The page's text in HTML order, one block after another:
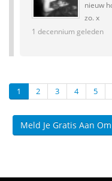
nieuw
zo. x
1 decennium geleden
1 2 3 4 5
Meld Je Gratis Aan